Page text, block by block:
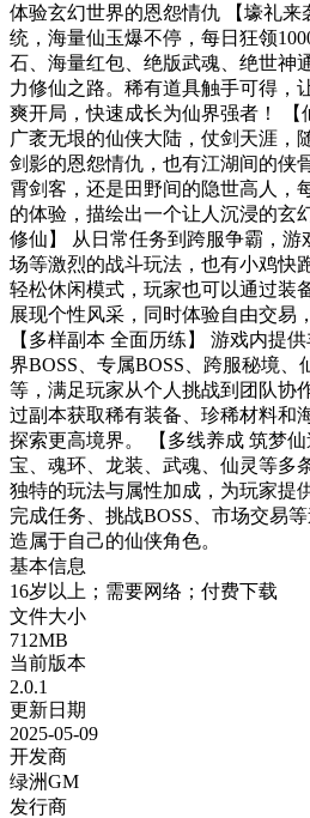
体验玄幻世界的恩怨情仇 【壕礼来
统，海量仙玉爆不停，每日狂领
石、海量红包、绝版武魂、绝世神
力修仙之路。稀有道具触手可得，
爽开局，快速成长为仙界强者！ 【
广袤无垠的仙侠大陆，仗剑天涯，
剑影的恩怨情仇，也有江湖间的侠
霄剑客，还是田野间的隐世高人，
的体验，描绘出一个让人沉浸的玄
修仙】 从日常任务到跨服争霸，
场等激烈的战斗玩法，也有小鸡快
轻松休闲模式，玩家也可以通过装
展现个性风采，同时体验自由交易
【多样副本 全面历练】 游戏内提
界BOSS、专属BOSS、跨服秘境、
等，满足玩家从个人挑战到团队协
过副本获取稀有装备、珍稀材料和
探索更高境界。 【多线养成 筑梦
宝、魂环、龙装、武魂、仙灵等多
独特的玩法与属性加成，为玩家提
完成任务、挑战BOSS、市场交易
造属于自己的仙侠角色。
基本信息
16岁以上；需要网络；付费下载
文件大小
712MB
当前版本
2.0.1
更新日期
2025-05-09
开发商
绿洲GM
发行商